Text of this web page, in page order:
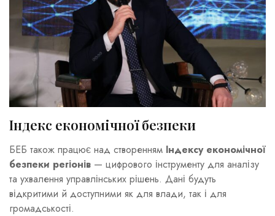
Індекс економічної безпеки
БЕБ також працює над створенням Індексу економічної
безпеки регіонів — цифрового інструменту для аналізу
та ухвалення управлінських рішень. Дані будуть
відкритими й доступними як для влади, так і для
громадськості.